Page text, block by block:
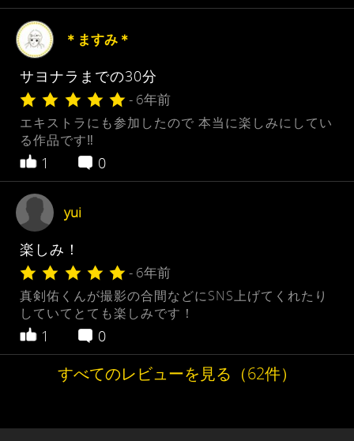
＊ますみ＊
サヨナラまでの30分
- 6年前
エキストラにも参加したので 本当に楽しみにしてい
る作品です‼︎
1 0
yui
楽しみ！
- 6年前
真剣佑くんが撮影の合間などにSNS上げてくれたり
していてとても楽しみです！
1 0
すべてのレビューを見る（62件）